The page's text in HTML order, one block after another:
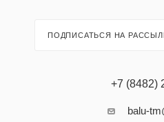
ПОДПИСАТЬСЯ НА
+7 (8482)
balu-